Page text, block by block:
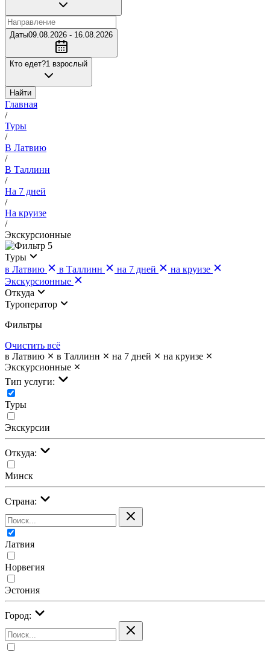
Даты09.08.2026 - 16.08.2026
Кто едет?1 взрослый
Найти
Главная
/
Туры
/
В Латвию
/
В Таллинн
/
На 7 дней
/
На круизе
/
Экскурсионные
5
Туры
в Латвию
в Таллинн на 7 дней
на круизе
Экскурсионные
Откуда
Туроператор
Фильтры
Очистить всё
в Латвию
в Таллинн на 7 дней
на круизе
Экскурсионные
Тип услуги:
Туры
Экскурсии
Откуда:
Минск
Страна:
Латвия
Норвегия
Эстония
Город: